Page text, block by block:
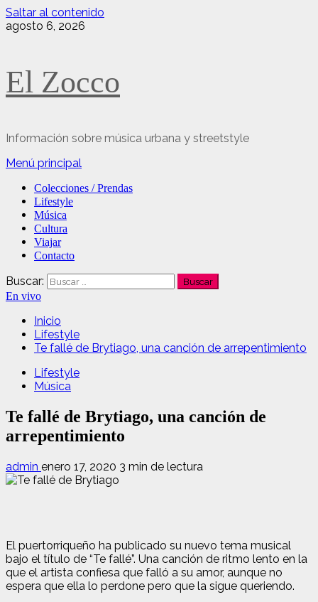
Saltar al contenido
agosto 6, 2026
El Zocco
Información sobre música urbana y streetstyle
Menú principal
Colecciones / Prendas
Lifestyle
Música
Cultura
Viajar
Contacto
Buscar:
En vivo
Inicio
Lifestyle
Te fallé de Brytiago, una canción de arrepentimiento
Lifestyle
Música
Te fallé de Brytiago, una canción de
arrepentimiento
admin enero 17, 2020 3 min de lectura
El puertorriqueño ha publicado su nuevo tema musical
bajo el título de “Te fallé”. Una canción de ritmo lento en la
que el artista confiesa que falló a su amor, aunque no
espera que ella lo perdone pero que la sigue queriendo.